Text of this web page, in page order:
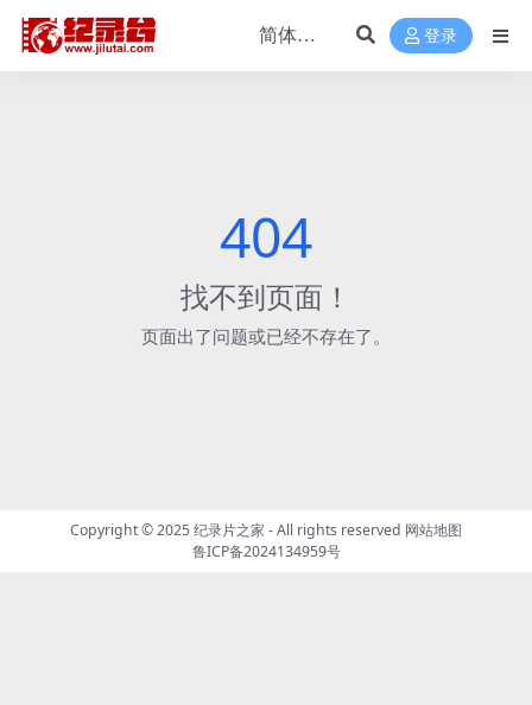
登录
404
找不到页面！
页面出了问题或已经不存在了。
Copyright © 2025纪录片之家 - All rights reserved 网站地图
鲁ICP备2024134959号